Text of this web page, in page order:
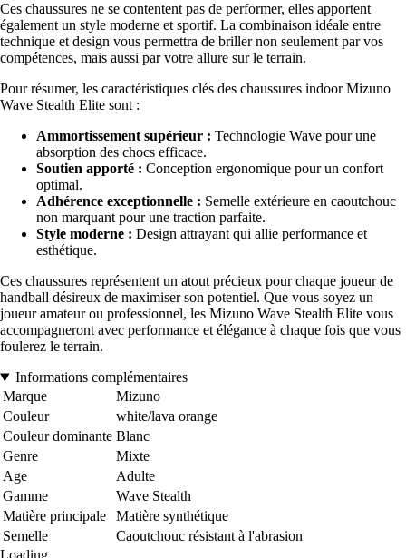
Ces chaussures ne se contentent pas de performer, elles apportent
également un style moderne et sportif. La combinaison idéale entre
technique et design vous permettra de briller non seulement par vos
compétences, mais aussi par votre allure sur le terrain.
Pour résumer, les caractéristiques clés des chaussures indoor Mizuno
Wave Stealth Elite sont :
Ammortissement supérieur : Technologie Wave pour une
absorption des chocs efficace.
Soutien apporté : Conception ergonomique pour un confort
optimal.
Adhérence exceptionnelle : Semelle extérieure en caoutchouc
non marquant pour une traction parfaite.
Style moderne : Design attrayant qui allie performance et
esthétique.
Ces chaussures représentent un atout précieux pour chaque joueur de
handball désireux de maximiser son potentiel. Que vous soyez un
joueur amateur ou professionnel, les Mizuno Wave Stealth Elite vous
accompagneront avec performance et élégance à chaque fois que vous
foulerez le terrain.
Informations complémentaires
Marque
Mizuno
Couleur
white/lava orange
Couleur dominante Blanc
Genre
Mixte
Age
Adulte
Gamme
Wave Stealth
Matière principale
Matière synthétique
Semelle
Caoutchouc résistant à l'abrasion